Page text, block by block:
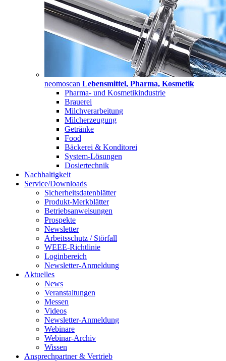
neomoscan Lebensmittel, Pharma, Kosmetik
Pharma- und Kosmetikindustrie
Brauerei
Milchverarbeitung
Milcherzeugung
Getränke
Food
Bäckerei & Konditorei
System-Lösungen
Dosiertechnik
Nachhaltigkeit
Service/Downloads
Sicherheitsdatenblätter
Produkt-Merkblätter
Betriebsanweisungen
Prospekte
Newsletter
Arbeitsschutz / Störfall
WEEE-Richtlinie
Loginbereich
Newsletter-Anmeldung
Aktuelles
News
Veranstaltungen
Messen
Videos
Newsletter-Anmeldung
Webinare
Webinar-Archiv
Wissen
Ansprechpartner & Vertrieb